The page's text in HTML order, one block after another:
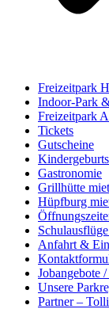
Freizeitpark
Indoor-Park
Freizeitpark
Tickets
Gutscheine
Gastronomie
Grillhütte
Hüpfburg
Anfahrt &
Jobangebote
Unsere
Partner –